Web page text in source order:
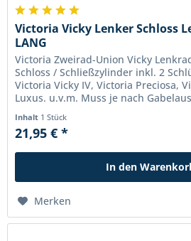
Victoria Vicky Lenker Schloss
LANG
Victoria Zweirad-Union Vicky
Schloss / Schließzylinder inkl. 2
Victoria Vicky IV, Victoria Preciosa,
Luxus. u.v.m. Muss je nach
Inhalt 1 Stück
21,95 € *
In den
Merken